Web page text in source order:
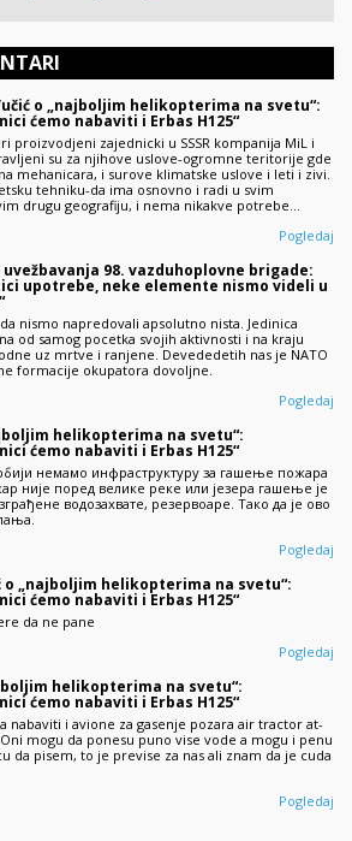
o „najboljim helikopterima na svetu“:
ćemo nabaviti i Erbas H125“
proizvodjeni zajednicki u SSSR kompanija MiL i
su za njihove uslove-ogromne teritorije gde
mehanicara, i surove klimatske uslove i leti i zivi.
tehniku-da ima osnovno i radi u svim
drugu geografiju, i nema nikakve potrebe…
Pogledaj
98. vazduhoplovne brigade:
upotrebe, neke elemente nismo videli u
nismo napredovali apsolutno nista. Jedinica
od samog pocetka svojih aktivnosti i na kraju
uz mrtve i ranjene. Devededetih nas je NATO
formacije okupatora dovoljne.
Pogledaj
helikopterima na svetu“:
ćemo nabaviti i Erbas H125“
немамо инфраструктуру за гашење пожара
није поред велике реке или језера гашење је
водозахвате, резервоаре. Тако да је ово
Pogledaj
o „najboljim helikopterima na svetu“:
ćemo nabaviti i Erbas H125“
da ne pane
Pogledaj
helikopterima na svetu“:
ćemo nabaviti i Erbas H125“
nabaviti i avione za gasenje pozara air tractor at-
mogu da ponesu puno vise vode a mogu i penu
da pisem, to je previse za nas ali znam da je cuda
Pogledaj